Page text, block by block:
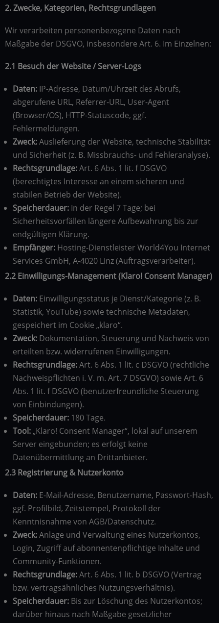
2. Zwecke, Kategorien, Rechtsgrundlagen
Wir verarbeiten personenbezogene Daten nach
Maßgabe der DSGVO, insbesondere Art. 6. Im Einzelnen:
2.1 Besuch der Website / Server-Logs
Daten: IP-Adresse, Datum/Uhrzeit des Abrufs,
abgerufene URL, Referrer-URL, User-Agent
(Browser/OS), HTTP-Statuscode, ggf.
Fehlermeldungen.
Zweck:Auslieferung der Website, technische Stabilität
und Sicherheit (z. B. Missbrauchs- und Fehleranalyse).
Rechtsgrundlage:Art. 6 Abs. 1 lit. f DSGVO
(berechtigtes Interesse an einem sicheren und
stabilen Betrieb der Website).
Speicherdauer: In der Regel 7 Tage; bei
Sicherheitsvorfällen längere Aufbewahrung bis zur
endgültigen Klärung.
Empfänger: Hosting-Dienstleister World4You Internet
Services GmbH, A-4020 Linz (Auftragsverarbeiter).
2.2 Einwilligungs-Management (Klaro! Consent Manager)
Daten: Einwilligungsstatus je Dienst/Kategorie (z. B.
Statistik, YouTube) sowie technische Metadaten,
gespeichert im Cookie „klaro“.
Zweck: Dokumentation, Steuerung und Nachweis von
erteilten bzw. widerrufenen Einwilligungen.
Rechtsgrundlage:Art. 6 Abs. 1 lit. c DSGVO (rechtliche
Nachweispflichten i. V. m. Art. 7 DSGVO) sowie Art. 6
Abs. 1 lit. f DSGVO (benutzerfreundliche Steuerung
von Einbindungen).
Speicherdauer: 180 Tage.
Tool:„Klaro! Consent Manager“, lokal auf unserem
Server eingebunden; es erfolgt keine
Datenübermittlung an Drittanbieter.
2.3 Registrierung & Nutzerkonto
Daten: E-Mail-Adresse, Benutzername, Passwort-Hash,
ggf. Profilbild, Zeitstempel, Protokoll der
Kenntnisnahme von AGB/Datenschutz.
Zweck:Anlage und Verwaltung eines Nutzerkontos,
Login, Zugriff auf abonnentenpflichtige Inhalte und
Community-Funktionen.
Rechtsgrundlage:Art. 6 Abs. 1 lit. b DSGVO (Vertrag
bzw. vertragsähnliches Nutzungsverhältnis).
Speicherdauer: Bis zur Löschung des Nutzerkontos;
darüber hinaus nach Maßgabe gesetzlicher